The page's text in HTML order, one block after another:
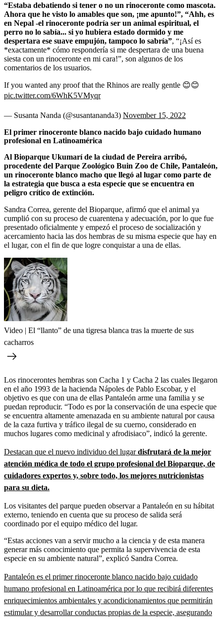
“Estaba debatiendo si tener o no un rinoceronte como mascota.
Ahora que he visto lo amables que son, ¡me apunto!”, “Ahh, es
en Nepal -el rinoceronte podría ser un animal espiritual, el
perro no lo sabía... si yo hubiera estado dormido y me
despertara ese suave empujón, tampoco lo sabría”, “¡Así es
*exactamente* cómo respondería si me despertara de una buena
siesta con un rinoceronte en mi cara!”, son algunos de los
comentarios de los usuarios.
If you wanted any proof that the Rhinos are really gentle 😊😊
pic.twitter.com/6WhK5VMyqr
— Susanta Nanda (@susantananda3) November 15, 2022
El primer rinoceronte blanco nacido bajo cuidado humano
profesional en Latinoamérica
Al Bioparque Ukumarí de la ciudad de Pereira arribó,
procedente del Parque Zoológico Buin Zoo de Chile, Pantaleón,
un rinoceronte blanco macho que llegó al lugar como parte de
la estrategia que busca a esta especie que se encuentra en
peligro crítico de extinción.
Sandra Correa, gerente del Bioparque, afirmó que el animal ya
cumplió con su proceso de cuarentena y adecuación, por lo que fue
presentado oficialmente y empezó el proceso de socialización y
acercamiento hacia las dos hembras de su misma especie que hay en
el lugar, con el fin de que logre conquistar a una de ellas.
Video | El “llanto” de una tigresa blanca tras la muerte de sus
cacharros
Los rinocerontes hembras son Cacha 1 y Cacha 2 las cuales llegaron
en el año 1993 de la hacienda Nápoles de Pablo Escobar, y el
objetivo es que con una de ellas Pantaleón arme una familia y se
puedan reproducir. “Todo es por la conservación de una especie que
se encuentra altamente amenazada en su ambiente natural por causa
de la caza furtiva y tráfico ilegal de su cuerno, considerado en
muchos lugares como medicinal y afrodisiaco”, indicó la gerente.
Destacan que el nuevo individuo del lugardisfrutará de la mejor
atención médica de todo el grupo profesional del Bioparque, de
cuidadores expertos y, sobre todo, los mejores nutricionistas
para su dieta.
Los visitantes del parque pueden observar a Pantaleón en su hábitat
externo, teniendo en cuenta que su proceso de salida será
coordinado por el equipo médico del lugar.
“Estas acciones van a servir mucho a la ciencia y de esta manera
generar más conocimiento que permita la supervivencia de esta
especie en su ambiente natural”, explicó Sandra Correa.
Pantaleón es el primer rinoceronte blanco nacido bajo cuidado
humano profesional en Latinoamérica por lo que recibirá diferentes
enriquecimientos ambientales y acondicionamientos que permitirán
estimular y desarrollar conductas propias de la especie, asegurando